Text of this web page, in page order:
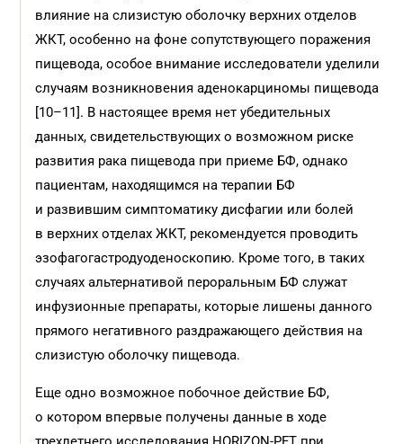
влияние на слизистую оболочку верхних отделов
ЖКТ, особенно на фоне сопутствующего поражения
пищевода, особое внимание исследователи уделили
случаям возникновения аденокарциномы пищевода
[10–11]. В настоящее время нет убедительных
данных, свидетельствующих о возможном риске
развития рака пищевода при приеме БФ, однако
пациентам, находящимся на терапии БФ
и развившим симптоматику дисфагии или болей
в верхних отделах ЖКТ, рекомендуется проводить
эзофагогастродуоденоскопию. Кроме того, в таких
случаях альтернативой пероральным БФ служат
инфузионные препараты, которые лишены данного
прямого негативного раздражающего действия на
слизистую оболочку пищевода.
Еще одно возможное побочное действие БФ,
о котором впервые получены данные в ходе